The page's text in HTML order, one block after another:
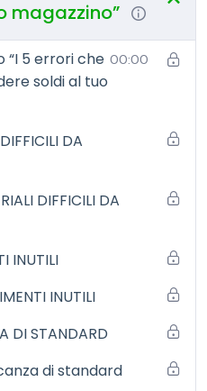
tutto sembra
ore di lavoro e soldi
quelli che non si vedono.
più comuni nei
subito, in modo pratico
magazzino”
“I 5 errori che
soldi al tuo
00:00
DA
DIFFICILI DA
INUTILI
INUTILI
DI STANDARD
di standard